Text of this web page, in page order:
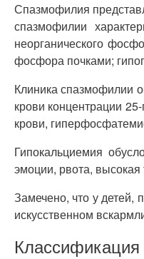
Спазмофилия
спазмофилии
неорганического
фосфора почками;
Клиника спазмофилии
крови концентрации
крови,
Гипокальциемия
эмоции, рвота,
Замечено, что у детей,
искусственном